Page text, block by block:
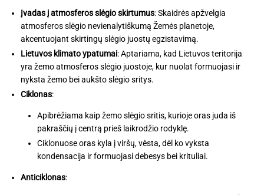
Įvadas į atmosferos slėgio skirtumus: Skaidrės apžvelgia
atmosferos slėgio nevienalytiškumą Žemės planetoje,
akcentuojant skirtingų slėgio juostų egzistavimą.
Lietuvos klimato ypatumai: Aptariama, kad Lietuvos teritorija
yra žemo atmosferos slėgio juostoje, kur nuolat formuojasi ir
nyksta žemo bei aukšto slėgio sritys.
Ciklonas:
Apibrėžiama kaip žemo slėgio sritis, kurioje oras juda iš
pakraščių į centrą prieš laikrodžio rodyklę.
Ciklonuose oras kyla į viršų, vėsta, dėl ko vyksta
kondensacija ir formuojasi debesys bei krituliai.
Anticiklonas: